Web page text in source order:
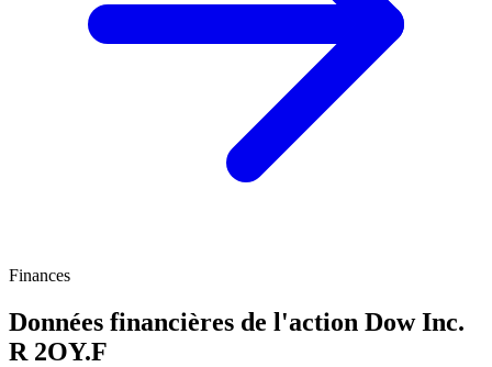
Finances
Données financières de l'action Dow Inc.
R 2OY.F